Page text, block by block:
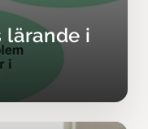
lärande i